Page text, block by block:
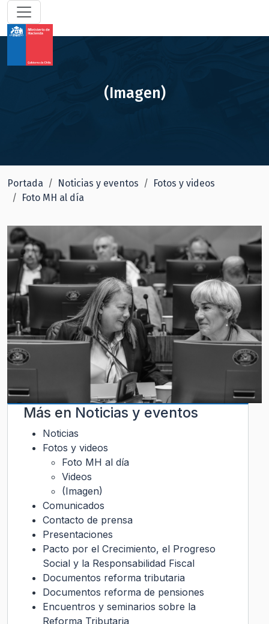
(Imagen)
Portada Noticias y eventos
Fotos y videos
Foto MH al día
Más en Noticias y eventos
Noticias
Fotos y videos
Foto MH al día
Videos
(Imagen)
Comunicados
Contacto de prensa
Presentaciones
Pacto por el Crecimiento, el Progreso
Social y la Responsabilidad Fiscal
Documentos reforma tributaria
Documentos reforma de pensiones
Encuentros y seminarios sobre la
Reforma Tributaria